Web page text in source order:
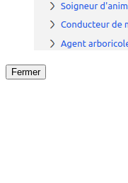
Fermer